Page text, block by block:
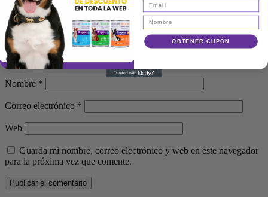
Nombre *
Correo electrónico *
Web
Guarda mi nombre, correo electrónico y web en este navegador
para la próxima vez que comente.
OBTENER CUPÓN